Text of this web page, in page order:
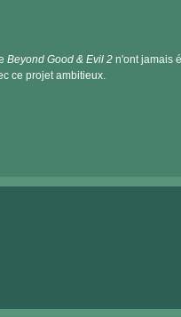
Beyond Good & Evil 2n'ont jamais
ce projet ambitieux.